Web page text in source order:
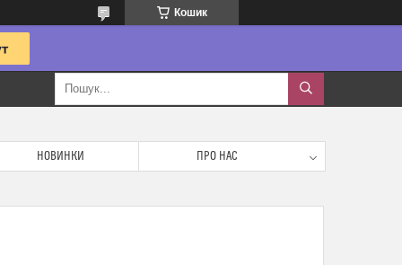
Кошик
НОВИНКИ ПРО НАС